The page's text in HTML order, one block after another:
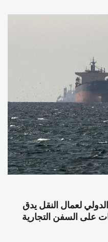
لعمال النقل يدق
على السفن التجارية